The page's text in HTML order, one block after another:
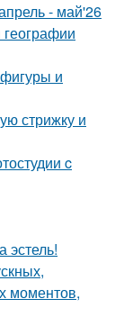
- май'26
и
стрижку и
c
эстель!
моментов,